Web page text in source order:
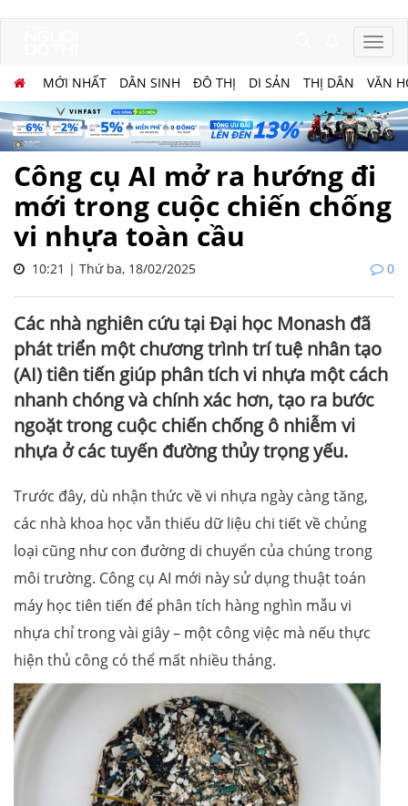
MỚI NHẤT DÂN SINH ĐÔ THỊ DI SẢN THỊ DÂN VĂN
Công cụ AI mở ra hướng đi
mới trong cuộc chiến chống
vi nhựa toàn cầu
10:21 | Thứ ba, 18/02/2025 0
Các nhà nghiên cứu tại Đại học Monash đã
phát triển một chương trình trí tuệ nhân tạo
(AI) tiên tiến giúp phân tích vi nhựa một cách
nhanh chóng và chính xác hơn, tạo ra bước
ngoặt trong cuộc chiến chống ô nhiễm vi
nhựa ở các tuyến đường thủy trọng yếu.
Trước đây, dù nhận thức về vi nhựa ngày càng tăng,
các nhà khoa học vẫn thiếu dữ liệu chi tiết về chủng
loại cũng như con đường di chuyển của chúng trong
môi trường. Công cụ AI mới này sử dụng thuật toán
máy học tiên tiến để phân tích hàng nghìn mẫu vi
nhựa chỉ trong vài giây – một công việc mà nếu thực
hiện thủ công có thể mất nhiều tháng.